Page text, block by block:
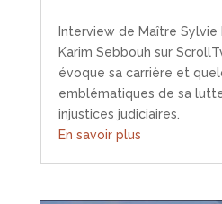
Interview de Maître
Karim Sebbouh sur
évoque sa carrière et
emblématiques de sa
injustices judiciaires.
En savoir plus